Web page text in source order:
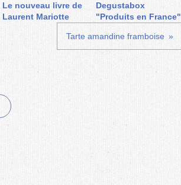
Le nouveau livre de
Laurent Mariotte
Degustabox
"Produits en France"
Tarte amandine framboise